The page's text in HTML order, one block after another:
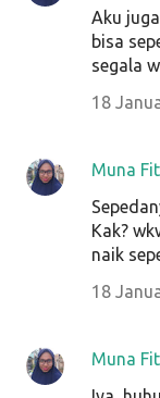
Aku
bisa
segala
18
Muna
Kak?
naik
18
Muna